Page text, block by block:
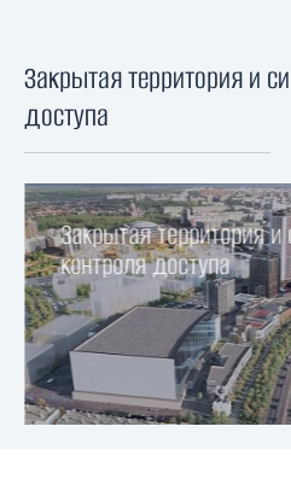
Закрытая территория и
доступа
Собственная сервисная
Места общего
Паркинг и кладовые
Двор для всех возрастов
Закрытая территория и
контроля доступа